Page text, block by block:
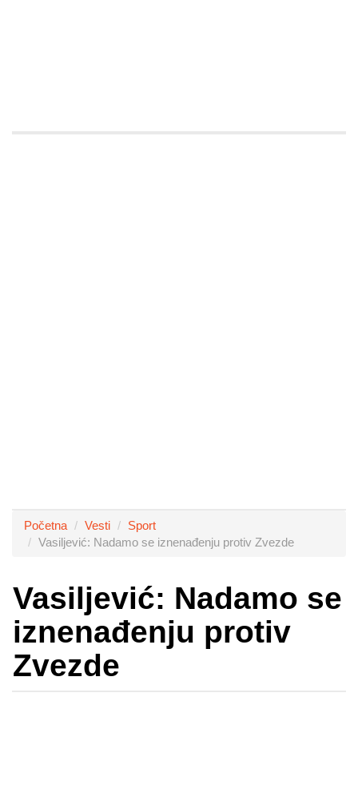
Početna Vesti
Sport
Vasiljević: Nadamo se iznenađenju protiv Zvezde
Vasiljević: Nadamo se
iznenađenju protiv
Zvezde